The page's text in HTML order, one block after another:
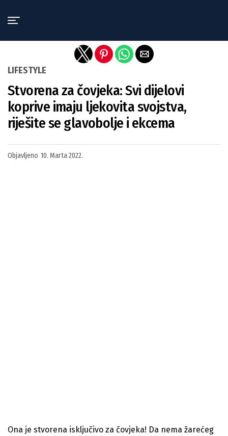
LIFESTYLE
Stvorena za čovjeka: Svi dijelovi
koprive imaju ljekovita svojstva,
riješite se glavobolje i ekcema
Objavljeno 10. Marta 2022.
Ona je stvorena isključivo za čovjeka! Da nema žarećeg